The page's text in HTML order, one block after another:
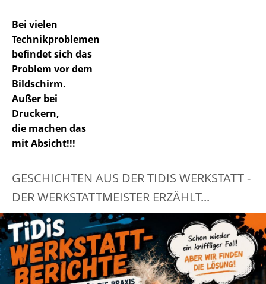
Bei vielen
Technikproblemen
befindet sich das
Problem vor dem
Bildschirm.
Außer bei
Druckern,
die machen das
mit Absicht!!!
GESCHICHTEN AUS DER TIDIS WERKSTATT -
DER WERKSTATTMEISTER ERZÄHLT...